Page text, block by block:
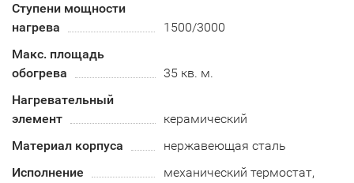
Ступени мощности
нагрева
1500/3000
Макс. площадь
обогрева
35 кв. м.
Нагревательный
элемент
керамический
Материал корпуса
нержавеющая сталь
Исполнение
механический термостат,